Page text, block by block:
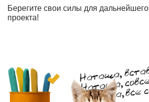
Берегите свои силы для
проекта!